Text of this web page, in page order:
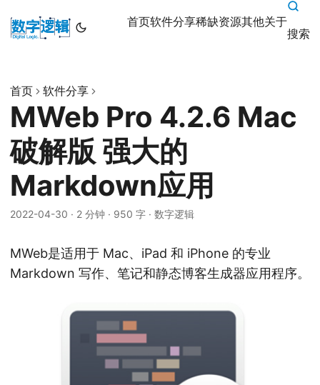
首页软件分享稀缺资源其他关于
搜索
首页 软件分享
MWeb Pro 4.2.6 Mac
破解版 强大的
Markdown应用
2022-04-30 · 2 分钟 · 950 字 · 数字逻辑
MWeb是适用于 Mac、iPad 和 iPhone 的专业
Markdown 写作、笔记和静态博客生成器应用程序。